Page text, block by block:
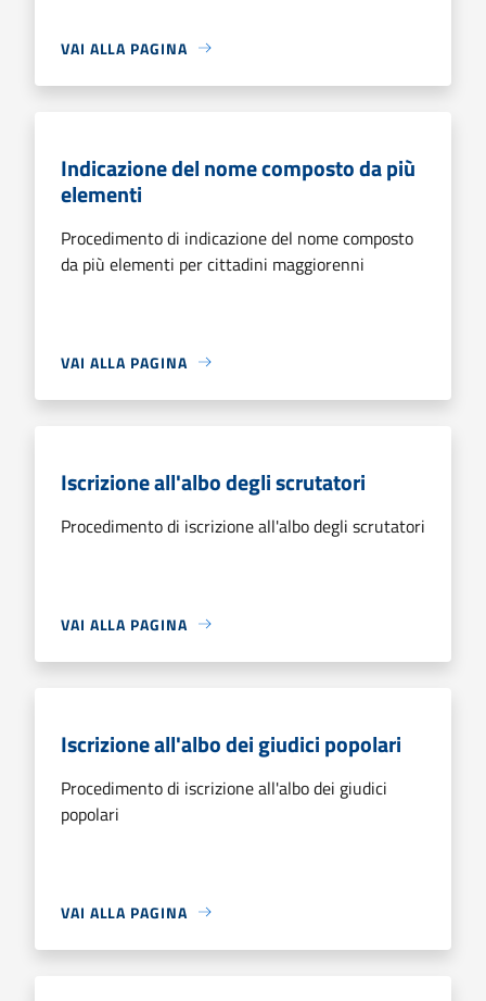
VAI ALLA PAGINA
Indicazione del nome composto da più
elementi
Procedimento di indicazione del nome composto
da più elementi per cittadini maggiorenni
VAI ALLA PAGINA
Iscrizione all'albo degli scrutatori
Procedimento di iscrizione all'albo degli scrutatori
VAI ALLA PAGINA
Iscrizione all'albo dei giudici popolari
Procedimento di iscrizione all'albo dei giudici
popolari
VAI ALLA PAGINA